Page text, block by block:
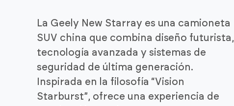
La Geely New Starray es una camioneta
SUV china que combina diseño futurista,
tecnología avanzada y sistemas de
seguridad de última generación.
Inspirada en la filosofía “Vision
Starburst”, ofrece una experiencia de